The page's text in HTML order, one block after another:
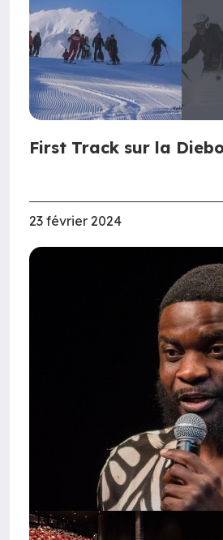
First Track sur la
23 février 2024